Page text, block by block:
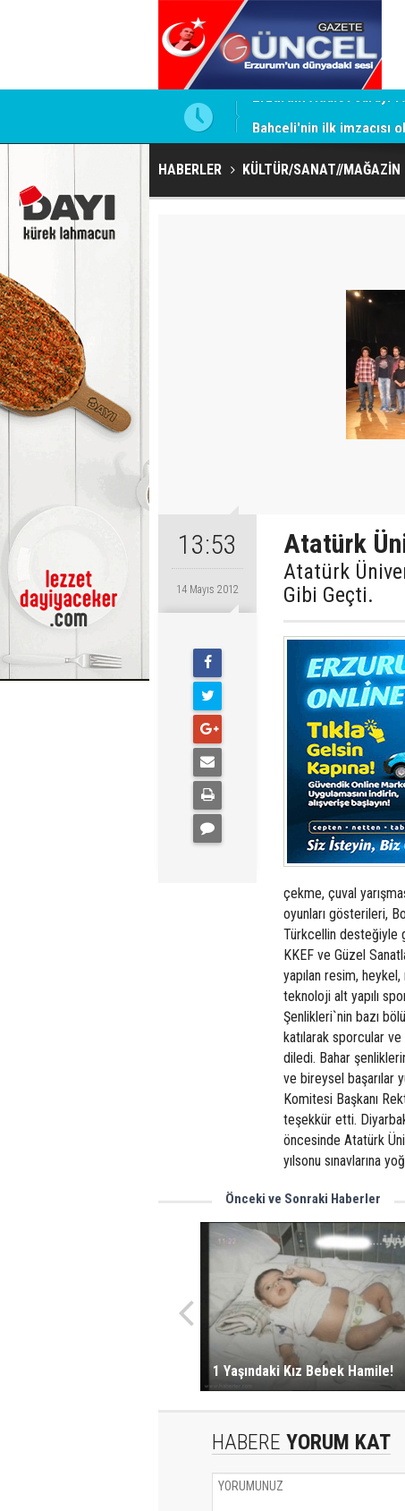
Bahçeli'nin ilk
HABERLER KÜLTÜR/SANAT//MAĞAZİN
13:53
14 Mayıs 2012
Atatürk
Atatürk
Gibi Geçti.
çekme, çuval
oyunları gösterileri,
Türkcellin desteğiyle
KKEF ve Güzel
yapılan resim,
teknoloji alt yapılı
Şenlikleri`nin bazı
katılarak sporcular
diledi. Bahar
ve bireysel başarılar
Komitesi Başkanı
teşekkür etti.
öncesinde Atatürk
yılsonu sınavlarına
Önceki ve Sonraki Haberler
1 Yaşındaki Kız Bebek Hamile!
HABERE YORUM KAT